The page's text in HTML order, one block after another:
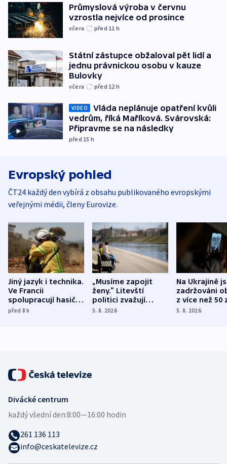
Průmyslová výroba v červnu
vzrostla nejvíce od prosince
včera před 11 h
Státní zástupce obžaloval pět lidí a
jednu právnickou osobu v kauze
Bulovky
včera před 12 h
VIDEO
Vláda neplánuje opatření kvůli
vedrům, říká Maříková. Svárovská:
Připravme se na následky
před 15 h
Evropský pohled
ČT24 každý den vybírá z obsahu publikovaného evropskými
veřejnými médii, členy Eurovize.
Jiný jazyk i technika.
Ve Francii
spolupracují hasiči z
různých zemí
před 8h
„Musíme zapojit
ženy.“ Litevští
politici zvažují
dohodu o
5. 8. 2026
Na Ukrajině
zadržováni
z více než 50
Bojovali na
5. 8. 2026
Divácké centrum
každý všední den:8:00—16:00 hodin
261 136 113
info@ceskatelevize.cz